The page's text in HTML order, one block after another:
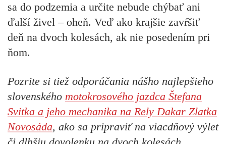
sa do podzemia a určite nebude chýbať ani
ďalší živel – oheň. Veď ako krajšie zavŕšiť
deň na dvoch kolesách, ak nie posedením pri
ňom.
Pozrite si tiež odporúčania nášho najlepšieho
slovenského motokrosového jazdca Štefana
Svitka a jeho mechanika na Rely Dakar Zlatka
Novosáda, ako sa pripraviť na viacdňový výlet